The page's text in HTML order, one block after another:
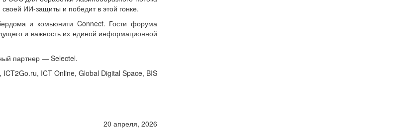
ИИ-защиты и победит в этой гонке.
и комьюнити Connect. Гости форума
и важность их единой информационной
партнер — Selectel.
ICT Online, Global Digital Space, BIS
20 апреля, 2026